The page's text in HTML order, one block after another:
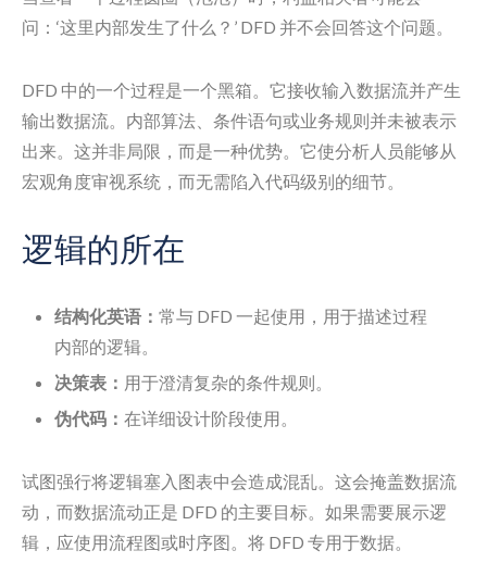
问：‘这里内部发生了什么？’ DFD 并不会回答这个问题。
DFD 中的一个过程是一个黑箱。它接收输入数据流并产生
输出数据流。内部算法、条件语句或业务规则并未被表示
出来。这并非局限，而是一种优势。它使分析人员能够从
宏观角度审视系统，而无需陷入代码级别的细节。
逻辑的所在
结构化英语： 常与 DFD 一起使用，用于描述过程
内部的逻辑。
决策表： 用于澄清复杂的条件规则。
伪代码： 在详细设计阶段使用。
试图强行将逻辑塞入图表中会造成混乱。这会掩盖数据流
动，而数据流动正是 DFD 的主要目标。如果需要展示逻
辑，应使用流程图或时序图。将 DFD 专用于数据。